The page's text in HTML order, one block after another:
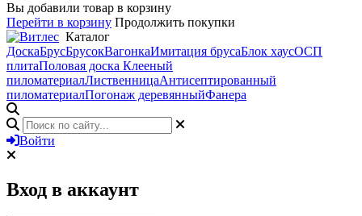
Вы добавили товар в корзину
Перейти в корзину Продолжить покупки
Каталог
ДоскаБрусБрусокВагонкаИмитация брусаБлок хаусОСП
плитаПоловая доска Клееный
пиломатериалЛиственницаАнтисептированный
пиломатериалПогонаж деревянныйФанера
Войти
Вход в аккаунт